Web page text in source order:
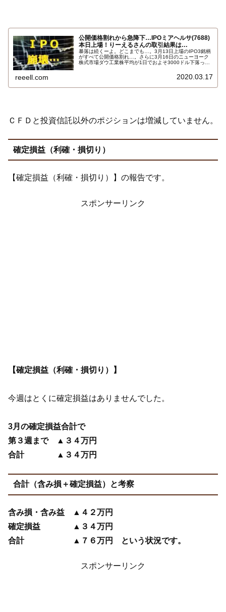
公開価格割れから急降下…IPOミアヘルサ(7688)
本日上場！りーえるさんの取引結果は…
暴落は続くーよ。どこまでも…。3月13日上場のIPO3銘柄
がすべて公開価格割れ…。さらに3月16日のニューヨーク
株式市場ダウ工業株平均が1日でおよそ3000ドル下落っ
る。ということで上場したIPOミアヘルサ（7688）の取引
reeell.com 2020.03.17
ＣＦＤと投資信託以外のポジションは増減していません。
確定損益（利確・損切り）
【確定損益（利確・損切り）】の報告です。
スポンサーリンク
【確定損益（利確・損切り）】
今週はとくに確定損益はありませんでした。
3月の確定損益合計で
第３週まで ▲３４万円
合計 ▲３４万円
合計（含み損＋確定損益）と考察
含み損・含み益 ▲４２万円
確定損益 ▲３４万円
合計 ▲７６万円 という状況です。
スポンサーリンク